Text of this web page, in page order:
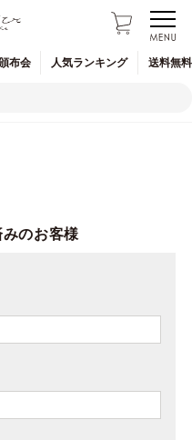
布会 人気ランキング 送料無
のお客様